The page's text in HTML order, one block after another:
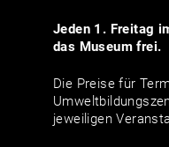
Jeden 1. Freitag
das Museum frei.
Die Preise für
jeweiligen